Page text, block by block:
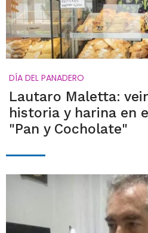
DÍA DEL PANADERO
Lautaro Maletta:
historia y harina en
"Pan y Cocholate"